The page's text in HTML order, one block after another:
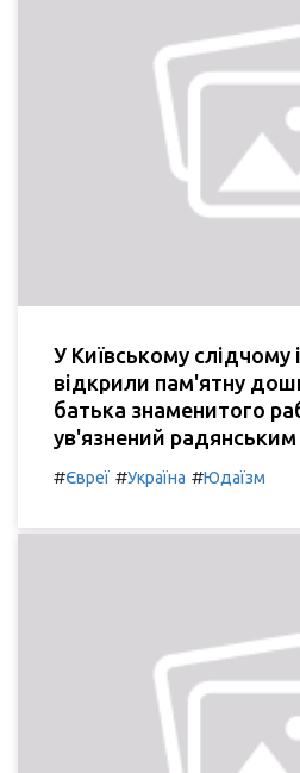
У Київському слідчому
відкрили пам'ятну
батька знаменитого
ув'язнений
#Євреї #Україна #Юдаїзм